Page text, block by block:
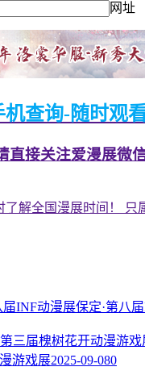
网址
机查询-随时观
直接关注爱漫展微信
了解全国漫展时间！ 只
保定·第八
游戏展2025-09-080